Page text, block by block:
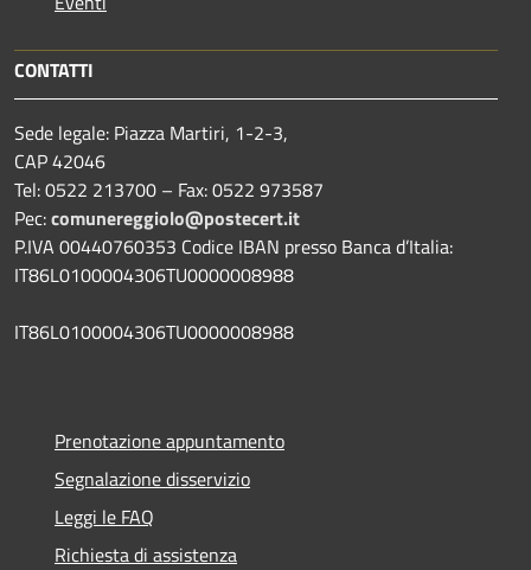
CONTATTI
Sede legale: Piazza Martiri, 1-2-3,
CAP 42046
Tel: 0522 213700 – Fax: 0522 973587
Pec:comunereggiolo@postecert.it
P.IVA 00440760353 Codice IBAN presso Banca d’Italia:
IT86L0100004306TU0000008988
IT86L0100004306TU0000008988
Prenotazione appuntamento
Segnalazione disservizio
Leggi le FAQ
Richiesta di assistenza